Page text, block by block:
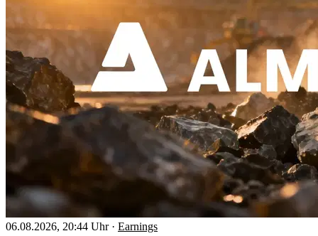
06.08.2026, 20:44 Uhr · Earnings